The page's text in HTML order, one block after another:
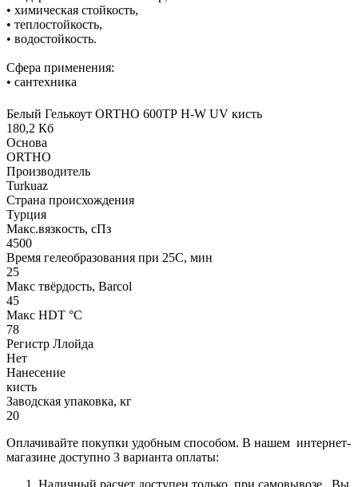
• химическая стойкость,
• теплостойкость,
• водостойкость.
Сфера применения:
• сантехника
Белый Гелькоут ORTHO 600ТР H-W UV кисть
180,2 Кб
Основа
ORTHO
Производитель
Turkuaz
Страна происхождения
Турция
Макс.вязкoсть, сПз
4500
Время гелеобразования при 25С, мин
25
Макс твёрдость, Barcol
45
Макс HDT °С
78
Регистр Ллойда
Нет
Нанесение
кисть
Заводская упаковка, кг
20
Оплачивайте покупки удобным способом. В нашем интернет-
магазине доступно 3 варианта оплаты:
Наличный расчет доступен только при самовывозе. Вы